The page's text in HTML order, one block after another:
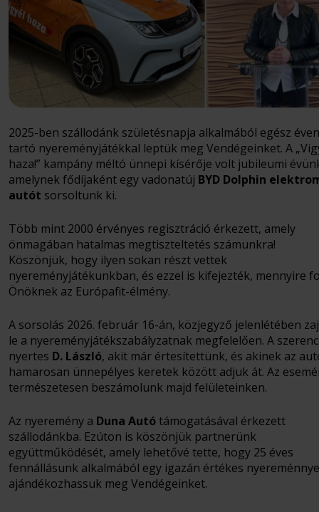
2025-ben szállodánk születésnapja alkalmából egész
tartó nyereményjátékkal leptük meg Vendégeinket. A
haza!” kampány méltó ünnepi kísérője volt jubileumi
amelynek fődíjaként egy vadonatúj BYD Dolphin
autót sorsoltunk ki.
Több mint 2000 érvényes regisztráció érkezett, amely
önmagában hatalmas megtiszteltetés számunkra!
Köszönjük, hogy ilyen sokan részt vettek
nyereményjátékunkban, és ezzel is kifejezték, mennyire
Önöknek az Európafit-élmény.
A sorsolás 2026. február 16-án, közjegyző jelenlétében
le a nyereményjátékszabályzatnak megfelelően. A
nyertes D. László, akit már értesítettünk, és akinek az
hamarosan ünnepélyes keretek között adjuk át. Az
természetesen beszámolunk majd felületeinken.
Az nyeremény a Duna Autó támogatásával érkezett
szállodánkba. Ezúton is köszönjük partnerünk
együttműködését, amely lehetővé tette, hogy 25 éves
fennállásunk alkalmából egy igazán értékes
ajándékozhassuk meg Vendégeinket.